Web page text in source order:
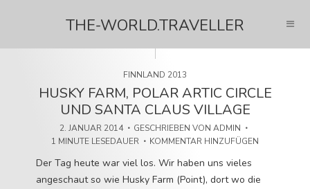
THE-WORLD.TRAVELLER
FINNLAND 2013
HUSKY FARM, POLAR ARTIC CIRCLE
UND SANTA CLAUS VILLAGE
2. JANUAR 2014 GESCHRIEBEN VON ADMIN
1 MINUTE LESEDAUER
KOMMENTAR HINZUFÜGEN
Der Tag heute war viel los. Wir haben uns vieles
angeschaut so wie Husky Farm (Point), dort wo die